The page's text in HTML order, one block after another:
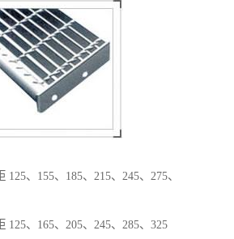
125、155、185、215、245、275、
125、165、205、245、285、325